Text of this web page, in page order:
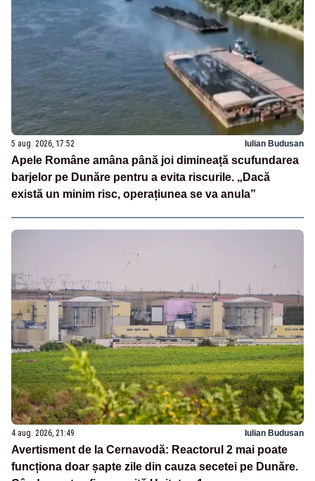
5 aug. 2026, 17:52 Iulian Budusan
Apele Române amâna până joi dimineață scufundarea
barjelor pe Dunăre pentru a evita riscurile. „Dacă
există un minim risc, operațiunea se va anula”
4 aug. 2026, 21:49 Iulian Budusan
Avertisment de la Cernavodă: Reactorul 2 mai poate
funcționa doar șapte zile din cauza secetei pe Dunăre.